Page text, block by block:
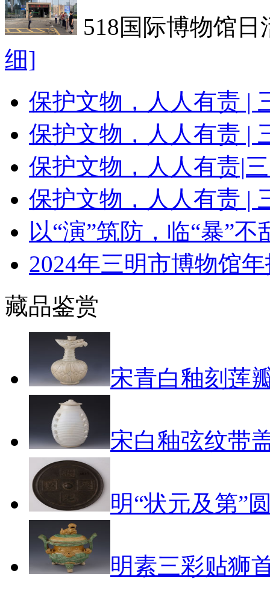
518国际博物馆
细]
保护文物，人人有责 |
保护文物，人人有责 |
保护文物，人人有责|
保护文物，人人有责 |
以“演”筑防，临“暴”
2024年三明市博物馆
藏品鉴赏
宋青白釉刻莲
宋白釉弦纹带
明“状元及第”
明素三彩贴狮